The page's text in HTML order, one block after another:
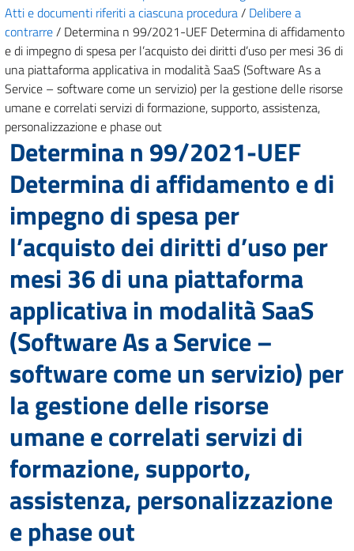
Atti e documenti riferiti a ciascuna procedura/ Delibere a
contrarre/ Determina n 99/2021-UEF Determina di affidamento
e di impegno di spesa per l’acquisto dei diritti d’uso per mesi 36 di
una piattaforma applicativa in modalità SaaS (Software As a
Service – software come un servizio) per la gestione delle risorse
umane e correlati servizi di formazione, supporto, assistenza,
personalizzazione e phase out
Determina n 99/2021-UEF
Determina di affidamento e di
impegno di spesa per
l’acquisto dei diritti d’uso per
mesi 36 di una piattaforma
applicativa in modalità SaaS
(Software As a Service –
software come un servizio) per
la gestione delle risorse
umane e correlati servizi di
formazione, supporto,
assistenza, personalizzazione
e phase out